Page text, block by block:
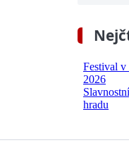
Festival
2026
hradu